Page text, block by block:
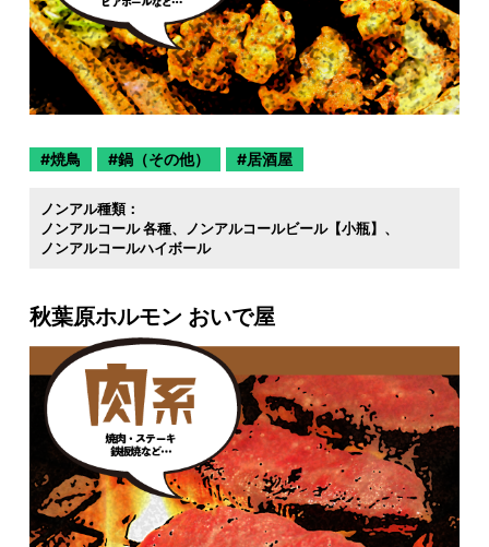
焼鳥 鍋（その他） 居酒屋
ノンアル種類：
ノンアルコール 各種
ノンアルコールビール【小瓶】
ノンアルコールハイボール
秋葉原ホルモン おいで屋